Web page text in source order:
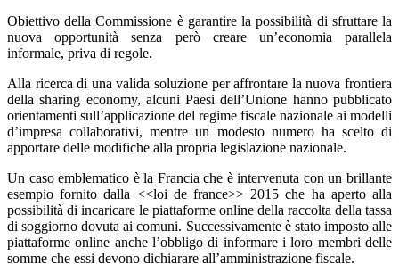
Obiettivo della Commissione è garantire la possibilità di sfruttare la
nuova opportunità senza però creare un’economia parallela
informale, priva di regole.
Alla ricerca di una valida soluzione per affrontare la nuova frontiera
della sharing economy, alcuni Paesi dell’Unione hanno pubblicato
orientamenti sull’applicazione del regime fiscale nazionale ai modelli
d’impresa collaborativi, mentre un modesto numero ha scelto di
apportare delle modifiche alla propria legislazione nazionale.
Un caso emblematico è la Francia che è intervenuta con un brillante
esempio fornito dalla <<loi de france>> 2015 che ha aperto alla
possibilità di incaricare le piattaforme online della raccolta della tassa
di soggiorno dovuta ai comuni. Successivamente è stato imposto alle
piattaforme online anche l’obbligo di informare i loro membri delle
somme che essi devono dichiarare all’amministrazione fiscale.